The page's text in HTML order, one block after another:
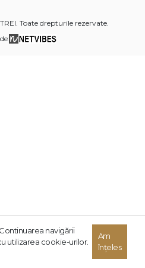
Toate drepturile rezervate.
navigării
utilizarea cookie-urilor.
Am
înțeles